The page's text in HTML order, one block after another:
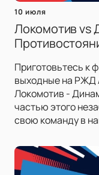
10 июля
Локомотив vs
Приготовьтесь к
выходные на РЖД
Локомотив -
частью этого
свою команду в